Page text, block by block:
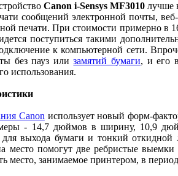
Canon i-Sensys MF3010 лучше
сообщений электронной почты,
печати. При стоимости примерно в
поступиться такими
к компьютерной сети.
без пауз илизамятий бумаги, и его
использования.
Canon использует новый форм-
- 14,7 дюймов в ширину, 10,9
выхода бумаги и тонкий
место помогут две ребристые
место, занимаемое принтером, в